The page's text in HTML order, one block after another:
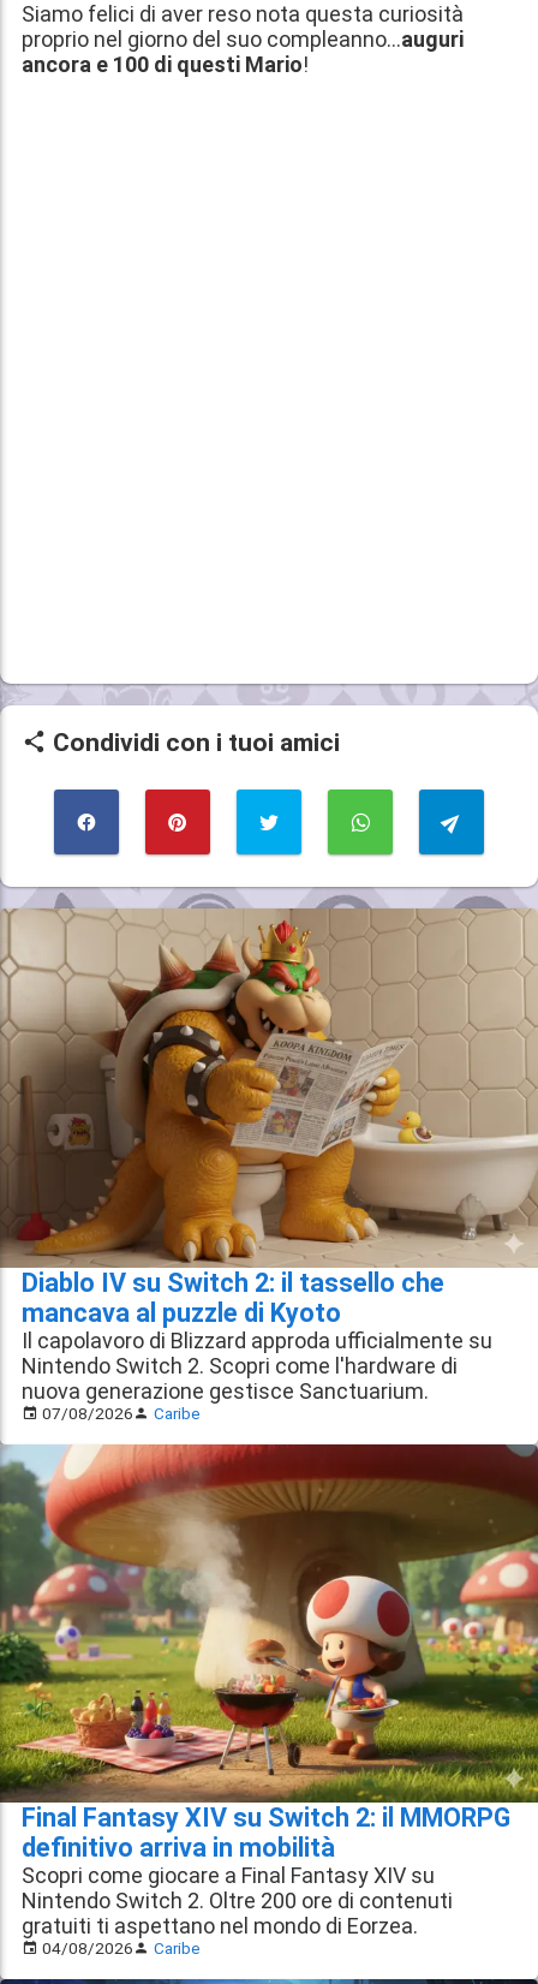
Siamo felici di aver reso nota questa curiosità
proprio nel giorno del suo compleanno...auguri
ancora e 100 di questi Mario!
Condividi con i tuoi amici
Diablo IV su Switch 2: il tassello che
mancava al puzzle di Kyoto
Il capolavoro di Blizzard approda ufficialmente su
Nintendo Switch 2. Scopri come l'hardware di
nuova generazione gestisce Sanctuarium.
07/08/2026 Caribe
Final Fantasy XIV su Switch 2: il MMORPG
definitivo arriva in mobilità
Scopri come giocare a Final Fantasy XIV su
Nintendo Switch 2. Oltre 200 ore di contenuti
gratuiti ti aspettano nel mondo di Eorzea.
04/08/2026 Caribe